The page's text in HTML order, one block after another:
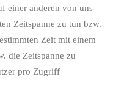
einer anderen von uns
Zeitspanne zu tun bzw.
Zeit mit einem
die Zeitspanne zu
pro Zugriff